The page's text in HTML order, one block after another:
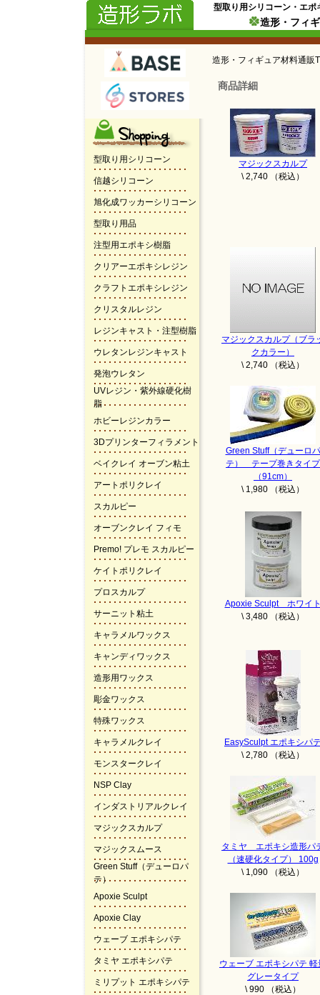
型取り用シリコーン・エ
造形・フィ
型取り用シリコーン
信越シリコーン
旭化成ワッカーシリコーン
型取り用品
注型用エポキシ樹脂
クリアーエポキシレジン
クラフトエポキシレジン
クリスタルレジン
レジンキャスト・注型樹脂
ウレタンレジンキャスト
発泡ウレタン
UVレジン・紫外線硬化樹
脂
ホビーレジンカラー
3Dプリンターフィラメント
ベイクレイ オーブン粘土
アートポリクレイ
スカルピー
オーブンクレイ フィモ
Premo! プレモ スカルピー
ケイトポリクレイ
プロスカルプ
サーニット粘土
キャラメルワックス
キャンディワックス
造形用ワックス
彫金ワックス
特殊ワックス
キャラメルクレイ
モンスタークレイ
NSP Clay
インダストリアルクレイ
マジックスカルプ
マジックスムース
Green Stuff（デューロパ
テ）
Apoxie Sculpt
Apoxie Clay
ウェーブ エポキシパテ
タミヤ エポキシパテ
ミリプット エポキシパテ
造形・フィギュア材料通販
商品詳細
マジックスカルプ
\ 2,740 （税込）
マジックスカルプ（ブラ
クカラー）
\ 2,740 （税込）
Green Stuff（デューロパ
テ） テープ巻きタイプ
（91cm）
\ 1,980 （税込）
Apoxie Sculpt ホワイ
\ 3,480 （税込）
EasySculpt エポキシパ
\ 2,780 （税込）
タミヤ エポキシ造形パ
（速硬化タイプ） 100g
\ 1,090 （税込）
ウェーブ エポキシパテ 軽
グレータイプ
\ 990 （税込）